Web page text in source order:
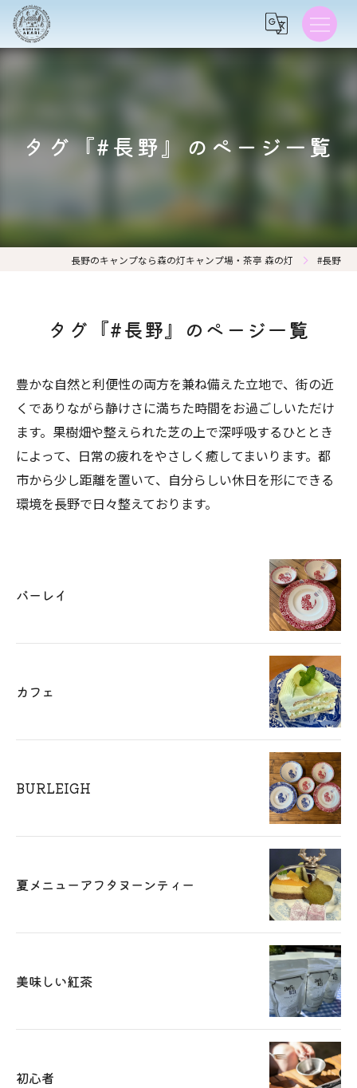
タグ『#長野』のページ一覧
長野のキャンプなら森の灯キャンプ場・茶亭 森の灯 #長野
タグ『#長野』のページ一覧
豊かな自然と利便性の両方を兼ね備えた立地で、街の近
くでありながら静けさに満ちた時間をお過ごしいただけ
ます。果樹畑や整えられた芝の上で深呼吸するひととき
によって、日常の疲れをやさしく癒してまいります。都
市から少し距離を置いて、自分らしい休日を形にできる
環境を長野で日々整えております。
バーレイ
カフェ
BURLEIGH
夏メニューアフタヌーンティー
美味しい紅茶
初心者